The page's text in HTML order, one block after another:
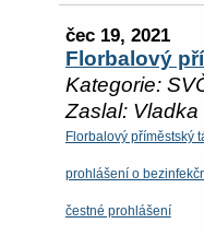
čec 19, 2021
Florbalový
Kategorie:
Zaslal: Vladka
Florbalový příměstský
prohlášení o
čestné prohlášení